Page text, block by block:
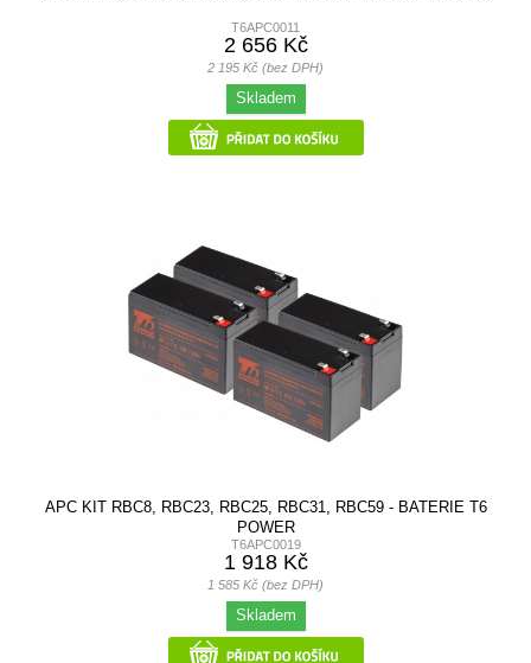
T6APC0011
2 656 Kč
2 195 Kč (bez DPH)
Skladem
APC KIT RBC8, RBC23, RBC25, RBC31, RBC59 - BATERIE T6
POWER
T6APC0019
1 918 Kč
1 585 Kč (bez DPH)
Skladem